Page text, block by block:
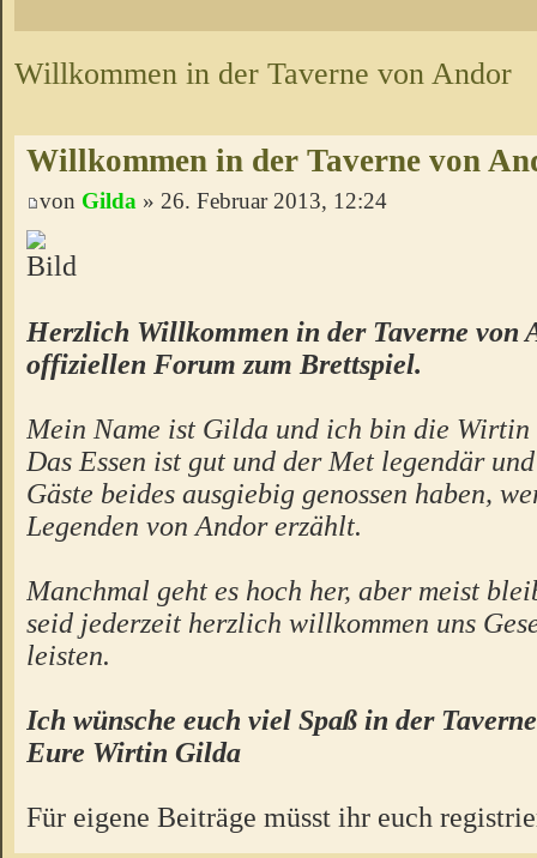
Willkommen in der Taverne von Andor
Willkommen in der Taverne von
von Gilda » 26. Februar 2013, 12:24
Herzlich Willkommen in der Taverne von
offiziellen Forum zum Brettspiel.
Mein Name ist Gilda und ich bin die Wirtin
Das Essen ist gut und der Met legendär
Gäste beides ausgiebig genossen haben,
Legenden von Andor erzählt.
Manchmal geht es hoch her, aber meist
seid jederzeit herzlich willkommen uns
leisten.
Ich wünsche euch viel Spaß in der
Eure Wirtin Gilda
Für eigene Beiträge müsst ihr euch